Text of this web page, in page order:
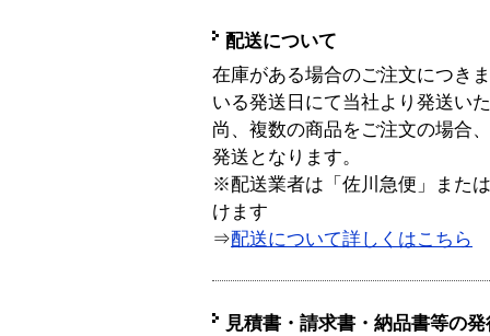
配送について
在庫がある場合のご注文につき
いる発送日にて当社より発送い
尚、複数の商品をご注文の場合
発送となります。
※配送業者は「佐川急便」また
けます
⇒配送について詳しくはこちら
見積書・請求書・納品書等の